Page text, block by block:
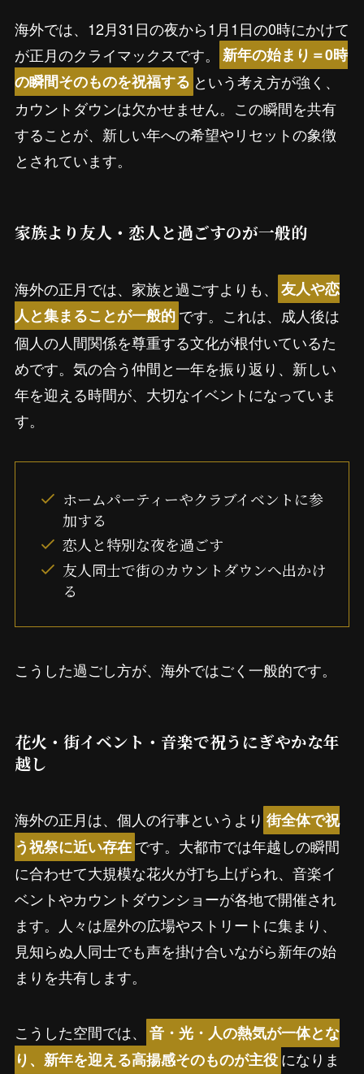
海外では、12月31日の夜から1月1日の0時にかけて
が正月のクライマックスです。
新年の始まり＝0時
の瞬間そのものを祝福する という考え方が強く、
カウントダウンは欠かせません。この瞬間を共有
することが、新しい年への希望やリセットの象徴
とされています。
家族より友人・恋人と過ごすのが一般的
海外の正月では、家族と過ごすよりも、
友人や恋
人と集まることが一般的です。これは、成人後は
個人の人間関係を尊重する文化が根付いているた
めです。気の合う仲間と一年を振り返り、新しい
年を迎える時間が、大切なイベントになっていま
す。
ホームパーティーやクラブイベントに参
加する
恋人と特別な夜を過ごす
友人同士で街のカウントダウンへ出かけ
る
こうした過ごし方が、海外ではごく一般的です。
花火・街イベント・音楽で祝うにぎやかな年
越し
海外の正月は、個人の行事というより 街全体で祝
う祝祭に近い存在です。大都市では年越しの瞬間
に合わせて大規模な花火が打ち上げられ、音楽イ
ベントやカウントダウンショーが各地で開催され
ます。人々は屋外の広場やストリートに集まり、
見知らぬ人同士でも声を掛け合いながら新年の始
まりを共有します。
こうした空間では、
音・光・人の熱気が一体とな
り、新年を迎える高揚感そのものが主役になりま